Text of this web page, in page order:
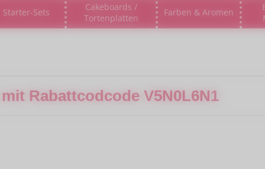
% Sale %
Dropdown der Kategorie Lebensmitteltinte
oder Schließe das Dropdown der Kategorie Esspapier
Starter-Sets
Cakeboards /
Tortenplatten
Farben & Aromen
Rabattcodcode V5N0L6N1